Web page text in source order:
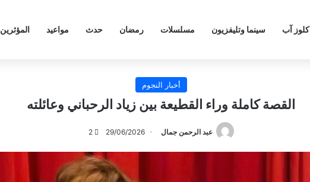
كلوز آب سينما وتليفزيون مسلسلات رمضان حدث مواعيد المؤثرين
أخبار النجوم
القصة كاملة وراء القطيعة بين زياد الرحباني وعائلته
عبد الرحمن جمال 29/06/2026
2